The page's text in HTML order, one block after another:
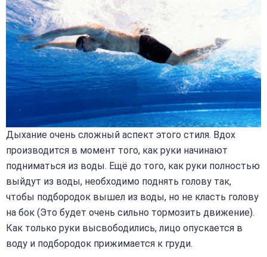
Дыхание очень сложный аспект этого стиля. Вдох
производится в момент того, как руки начинают
подниматься из воды. Ещё до того, как руки полностью
выйдут из воды, необходимо поднять голову так,
чтобы подбородок вышел из воды, но не класть голову
на бок (Это будет очень сильно тормозить движение).
Как только руки высвободились, лицо опускается в
воду и подбородок прижимается к груди.